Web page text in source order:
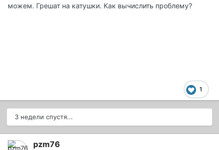
можем. Грешат на катушки. Как вычислить проблему?
1
3 недели спустя...
pzm76